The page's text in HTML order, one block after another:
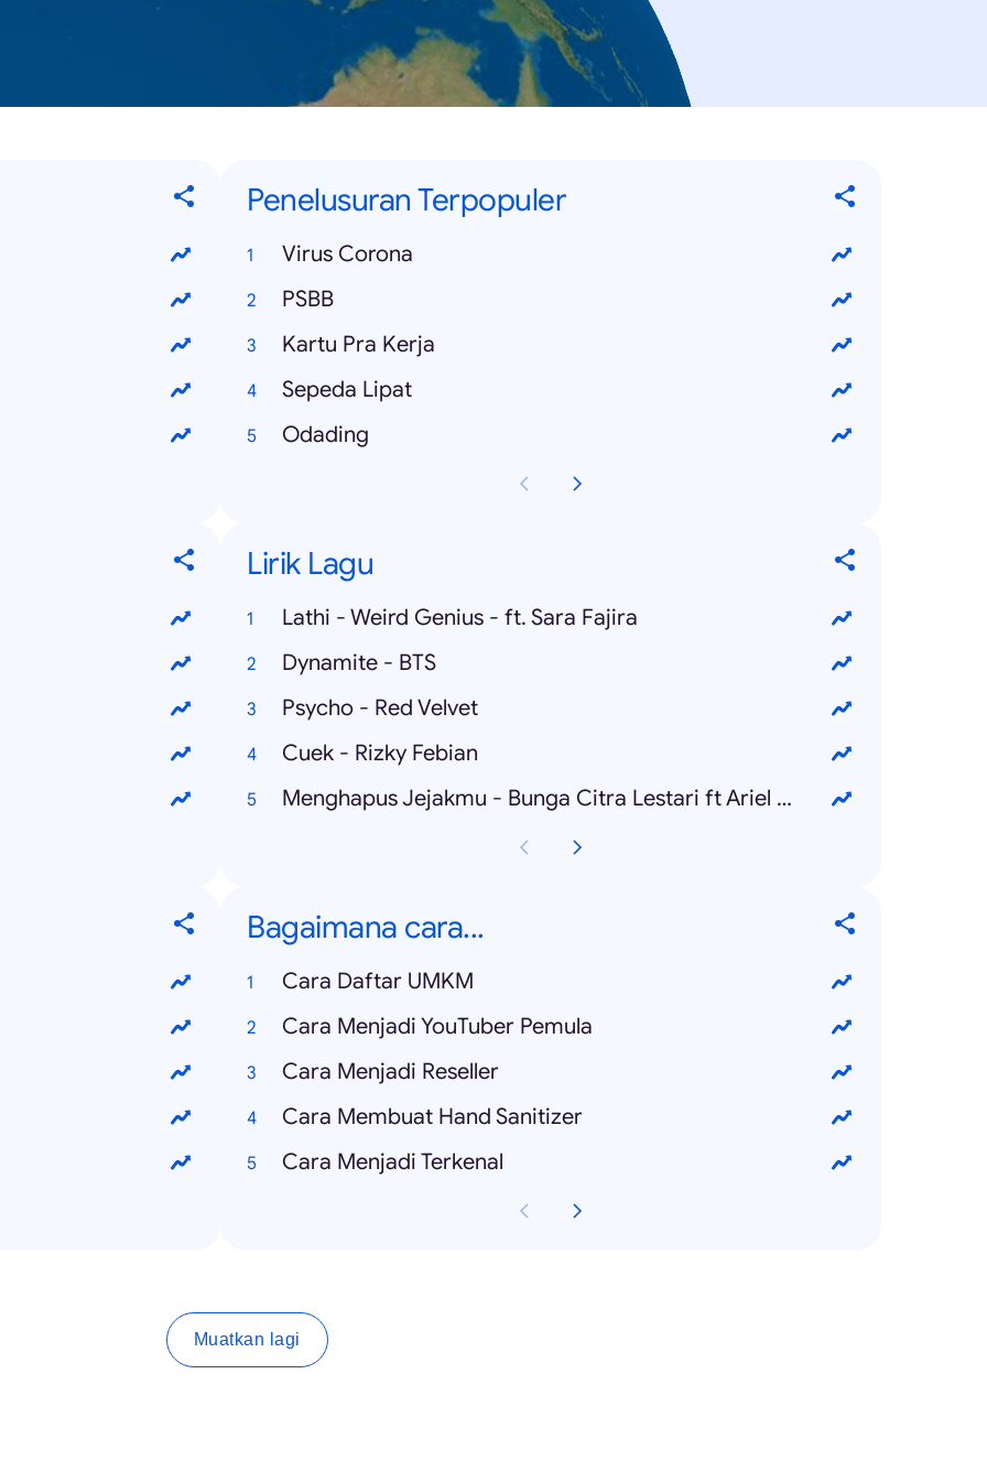
Penelusuran Terpopuler
Virus Corona
PSBB
Kartu Pra Kerja
Sepeda Lipat
Odading
Lirik Lagu
Lathi - Weird Genius - ft. Sara Fajira
Dynamite - BTS
Psycho - Red Velvet
Cuek - Rizky Febian
Menghapus Jejakmu - Bunga Citra Lestari ft Ariel Noah
Bagaimana cara...
Cara Daftar UMKM
Cara Menjadi YouTuber Pemula
Cara Menjadi Reseller
Cara Membuat Hand Sanitizer
Cara Menjadi Terkenal
Muatkan lagi